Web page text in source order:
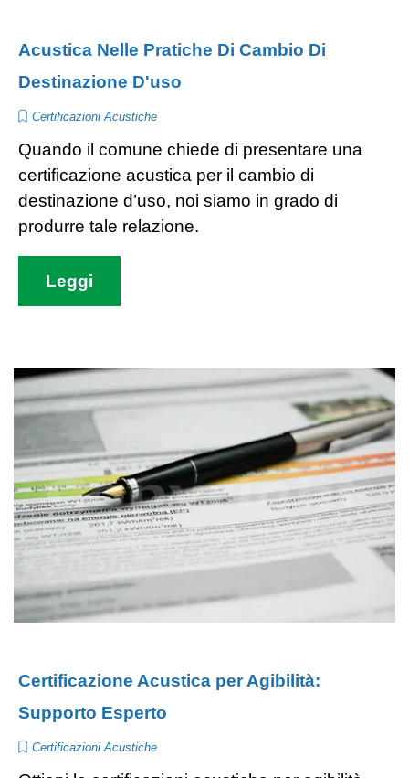
Acustica Nelle Pratiche Di Cambio Di
Destinazione D'uso
Certificazioni Acustiche
Quando il comune chiede di presentare una
certificazione acustica per il cambio di
destinazione d’uso, noi siamo in grado di
produrre tale relazione.
Leggi
Certificazione Acustica per Agibilità:
Supporto Esperto
Certificazioni Acustiche